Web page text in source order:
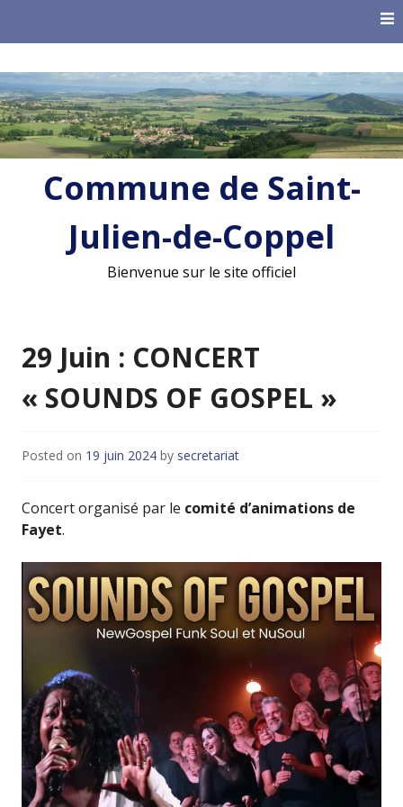
Commune de Saint-
Julien-de-Coppel
Bienvenue sur le site officiel
29 Juin : CONCERT
« SOUNDS OF GOSPEL »
Posted on 19 juin 2024 by secretariat
Concert organisé par le comité d’animations de
Fayet.